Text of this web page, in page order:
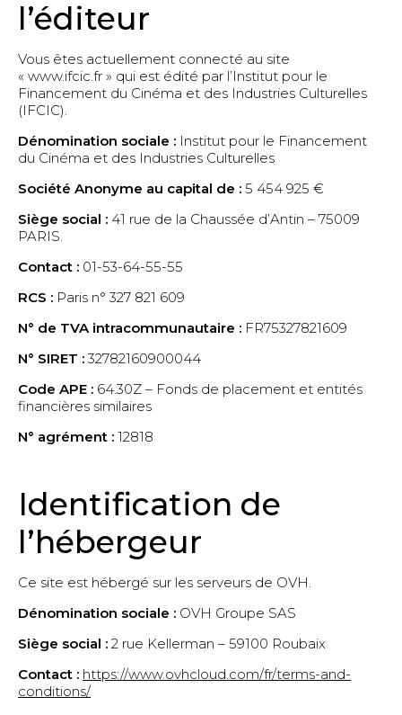
La garantie Ifcic
Exemples de projets soutenus
Mode d’emploi pour les banques
Mode d’emploi pour les entreprises
Création numérique
Galeries d’art, arts plastiques et numériques,
photographie
Jeu vidéo
Livre
Mode
Patrimoine, musées et architecture
Spectacle vivant
Séparateur
Entreprises culturelles innovantes
l’éditeur
Vous êtes actuellement connecté au site
« www.ifcic.fr » qui est édité par l’Institut pour le
Financement du Cinéma et des Industries Culturelles
(IFCIC).
Dénomination sociale : Institut pour le Financement
du Cinéma et des Industries Culturelles
Société Anonyme au capital de : 5 454 925 €
Siège social : 41 rue de la Chaussée d’Antin – 75009
PARIS.
Contact : 01-53-64-55-55
RCS : Paris n° 327 821 609
N° de TVA intracommunautaire : FR75327821609
N° SIRET : 32782160900044
Code APE : 64.30Z – Fonds de placement et entités
financières similaires
N° agrément : 12818
Identification de
l’hébergeur
Ce site est hébergé sur les serveurs de OVH.
Dénomination sociale : OVH Groupe SAS
Siège social : 2 rue Kellerman – 59100 Roubaix
Contact : https://www.ovhcloud.com/fr/terms-and-
conditions/